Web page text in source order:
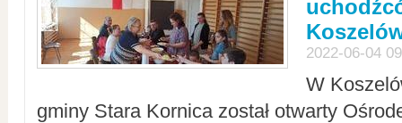
2022-06-04
W
gminy Stara Kornica został otwarty